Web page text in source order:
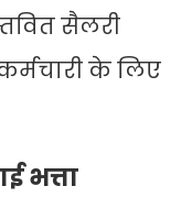
सैलरी
के लिए
भत्ता